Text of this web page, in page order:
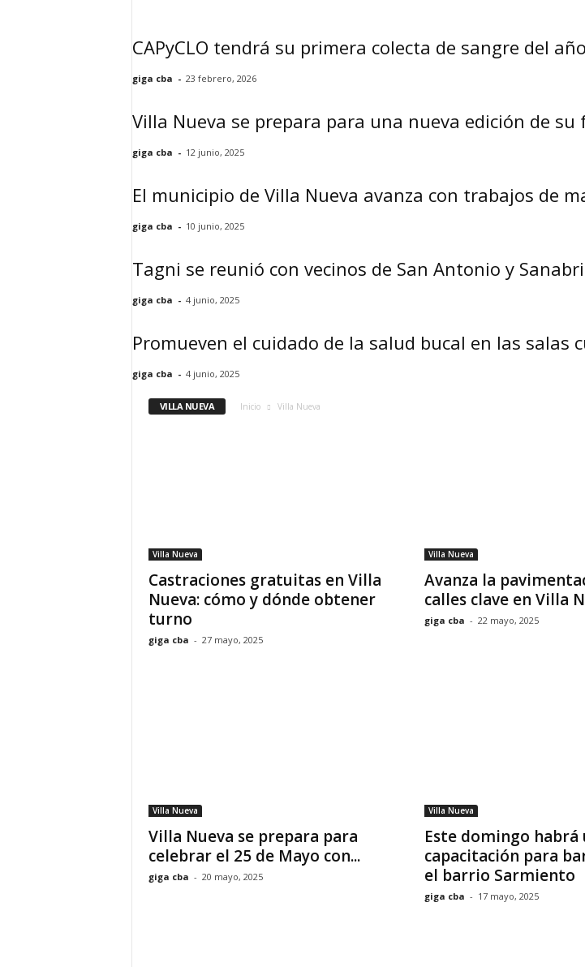
CAPyCLO tendrá su primera colecta de sangre del
giga cba - 23 febrero, 2026
Villa Nueva se prepara para una nueva edición de su
giga cba - 12 junio, 2025
El municipio de Villa Nueva avanza con trabajos de
giga cba - 10 junio, 2025
Tagni se reunió con vecinos de San Antonio y
giga cba - 4 junio, 2025
Promueven el cuidado de la salud bucal en las salas
giga cba - 4 junio, 2025
VILLA NUEVA Inicio Villa Nueva
Villa Nueva
Castraciones gratuitas en Villa
Nueva: cómo y dónde obtener
turno
giga cba - 27 mayo, 2025
Villa Nueva
Avanza la
calles clave en Villa
giga cba - 22 mayo, 2025
Villa Nueva
Villa Nueva se prepara para
celebrar el 25 de Mayo con...
giga cba - 20 mayo, 2025
Villa Nueva
Este domingo habrá
capacitación para
el barrio Sarmiento
giga cba - 17 mayo, 2025